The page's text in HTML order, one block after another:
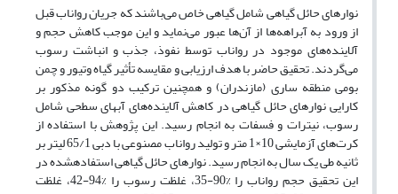
نوارهای حائل گیاهی شامل گیاهی خاص می‌باشند که جریان رواناب قبل
از ورود به آبراهه‌ها از آن‌ها عبور می‌نماید و این موجب کاهش حجم و
آلاینده‌های موجود در رواناب توسط نفوذ، جذب و انباشت رسوب
می‌گردند. تحقیق حاضر با هدف ارزیابی و مقایسه تأثیر گیاه وتیور و چمن
بومی منطقه ساری (مازندران) و همچنین ترکیب دو گونه مذکور بر
کارایی نوارهای حائل گیاهی در کاهش آلاینده‌های آب­های سطحی شامل
رسوب، نیترات و فسفات به انجام رسید. این پژوهش با استفاده از
کرت‌های آزمایشی 10×1 متر و تولید رواناب مصنوعی با دبی 65/1 لیتر بر
ثانیه طی یک سال به انجام رسید. نوارهای حائل گیاهی استفاده­شده در
این تحقیق حجم رواناب را %90-35، غلظت رسوب را %94-42، غلظت